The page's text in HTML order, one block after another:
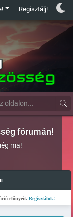
Regisztálj!
fórumán!
ma!
Regisztálok!